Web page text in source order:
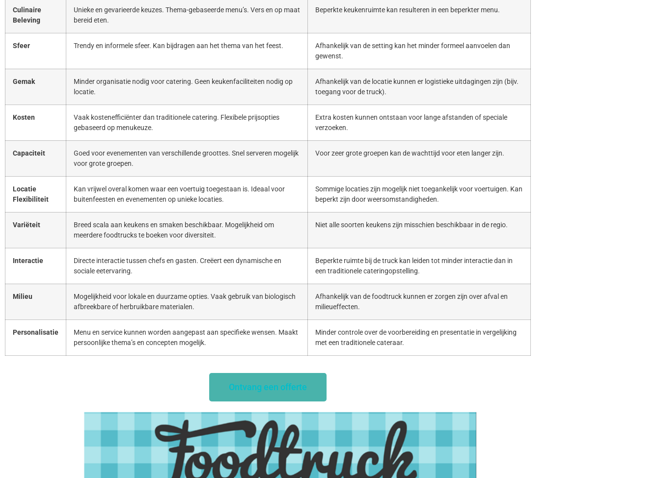
Culinaire
Beleving
Unieke en gevarieerde keuzes. Thema-gebaseerde menu’s. Vers en op maat
bereid eten.
Beperkte keukenruimte kan resulteren in een beperkter menu.
Sfeer Trendy en informele sfeer. Kan bijdragen aan het thema van het feest.
Afhankelijk van de setting kan het minder formeel aanvoelen dan
gewenst.
Gemak
Minder organisatie nodig voor catering. Geen keukenfaciliteiten nodig op
locatie.
Afhankelijk van de locatie kunnen er logistieke uitdagingen zijn (bijv.
toegang voor de truck).
Kosten
Vaak kostenefficiënter dan traditionele catering. Flexibele prijsopties
gebaseerd op menukeuze.
Extra kosten kunnen ontstaan voor lange afstanden of speciale
verzoeken.
Capaciteit
Goed voor evenementen van verschillende groottes. Snel serveren mogelijk
voor grote groepen.
Voor zeer grote groepen kan de wachttijd voor eten langer zijn.
Locatie
Flexibiliteit
Kan vrijwel overal komen waar een voertuig toegestaan is. Ideaal voor
buitenfeesten en evenementen op unieke locaties.
Sommige locaties zijn mogelijk niet toegankelijk voor voertuigen. Kan
beperkt zijn door weersomstandigheden.
Variëteit
Breed scala aan keukens en smaken beschikbaar. Mogelijkheid om
meerdere foodtrucks te boeken voor diversiteit.
Niet alle soorten keukens zijn misschien beschikbaar in de regio.
Interactie
Directe interactie tussen chefs en gasten. Creëert een dynamische en
sociale eetervaring.
Beperkte ruimte bij de truck kan leiden tot minder interactie dan in
een traditionele cateringopstelling.
Milieu
Mogelijkheid voor lokale en duurzame opties. Vaak gebruik van biologisch
afbreekbare of herbruikbare materialen.
Afhankelijk van de foodtruck kunnen er zorgen zijn over afval en
milieueffecten.
Personalisatie
Menu en service kunnen worden aangepast aan specifieke wensen. Maakt
persoonlijke thema’s en concepten mogelijk.
Minder controle over de voorbereiding en presentatie in vergelijking
met een traditionele cateraar.
Ontvang een offerte